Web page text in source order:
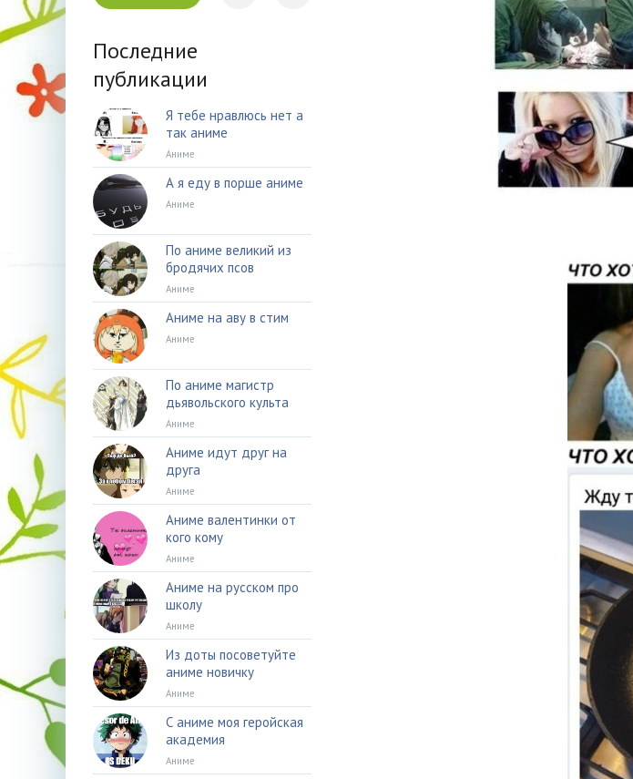
Последние
публикации
Я тебе нравлюсь нет а
так аниме
Аниме
А я еду в порше аниме
Аниме
По аниме великий из
бродячих псов
Аниме
Аниме на аву в стим
Аниме
По аниме магистр
дьявольского культа
Аниме
Аниме идут друг на
друга
Аниме
Аниме валентинки от
кого кому
Аниме
Аниме на русском про
школу
Аниме
Из доты посоветуйте
аниме новичку
Аниме
С аниме моя геройская
академия
Аниме